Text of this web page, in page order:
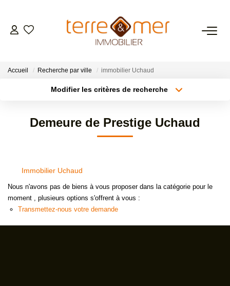
NOS AGENCES
CONTACT
Accueil Recherche par ville immobilier Uchaud
Modifier les critères de recherche
Type de bien
Surface min
Créer une alerte
Demeure de Prestige Uchaud
Immobilier Uchaud
Nous n'avons pas de biens à vous proposer dans la catégorie pour le
moment , plusieurs options s'offrent à vous :
Transmettez-nous votre demande